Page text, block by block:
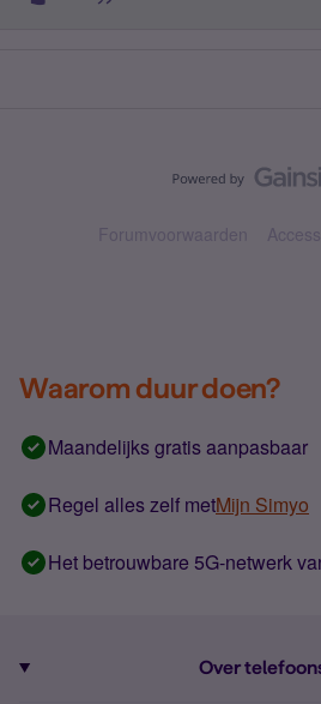
Forumvoorwaarden
Waarom duur doen?
Maandelijks gratis aanpasbaar
Regel alles zelf metMijn Simyo
Het betrouwbare 5G-netwerk
Over